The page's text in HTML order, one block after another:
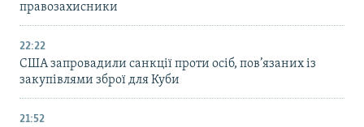
правозахисники
22:22
США запровадили санкції проти осіб, пов’язаних із
закупівлями зброї для Куби
21:52